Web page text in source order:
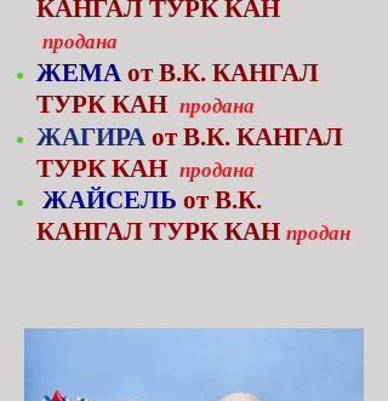
КАНГАЛ ТУРК КАН
продана
ЖЕМА от В.К. КАНГАЛ
ТУРК КАН продана
ЖАГИРА от В.К. КАНГАЛ
ТУРК КАН продана
ЖАЙСЕЛЬ от В.К.
КАНГАЛ ТУРК КАН продан